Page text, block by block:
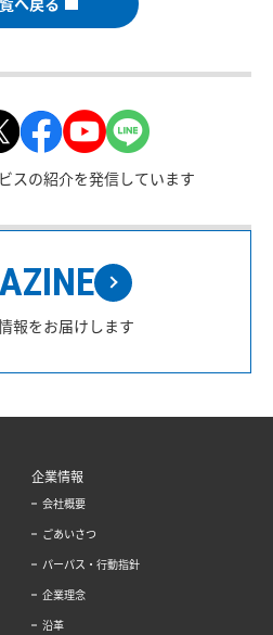
スの紹介を発信しています
報をお届けします
企業情報
会社概要
ごあいさつ
パーパス・行動指針
企業理念
沿革